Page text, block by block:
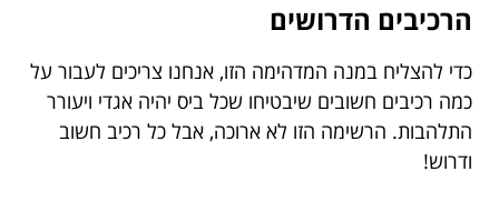
הרכיבים הדרושים
כדי להצליח במנה המדהימה הזו, אנחנו צריכים לעבור על
כמה רכיבים חשובים שיבטיחו שכל ביס יהיה אגדי ויעורר
התלהבות. הרשימה הזו לא ארוכה, אבל כל רכיב חשוב
ודרוש!